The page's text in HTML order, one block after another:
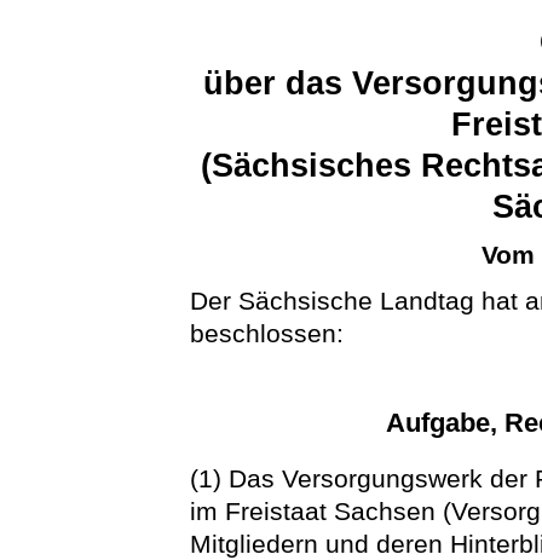
über das
(Sächsisches
Der Sächsische Landtag hat
beschlossen:
Aufgabe,
(1) Das Versorgungswerk
im Freistaat Sachsen
Mitgliedern und deren